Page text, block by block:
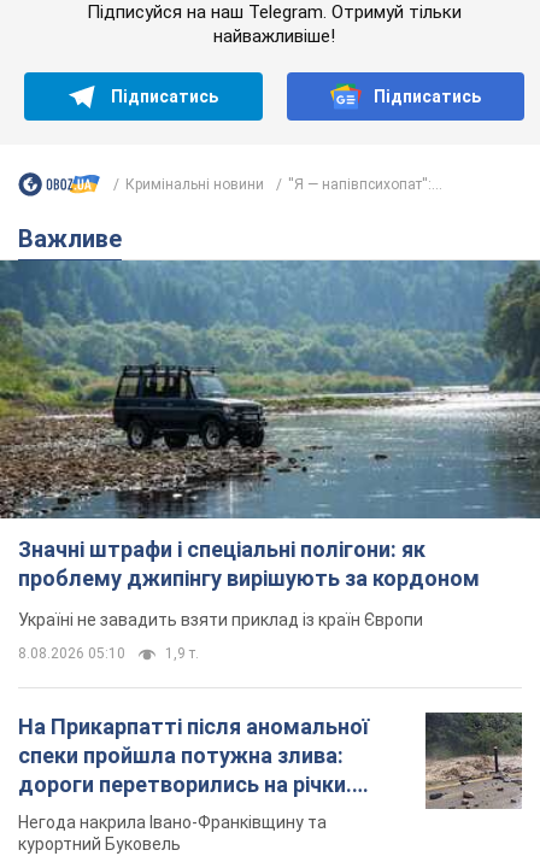
Підписуйся на наш Telegram. Отримуй тільки
найважливіше!
Підписатись Підписатись
Кримінальні новини ''Я — напівпсихопат'':...
Важливе
Значні штрафи і спеціальні полігони: як
проблему джипінгу вирішують за кордоном
Україні не завадить взяти приклад із країн Європи
8.08.2026 05:10 1,9 т.
На Прикарпатті після аномальної
спеки пройшла потужна злива:
дороги перетворились на річки.
Відео
Негода накрила Івано-Франківщину та
курортний Буковель